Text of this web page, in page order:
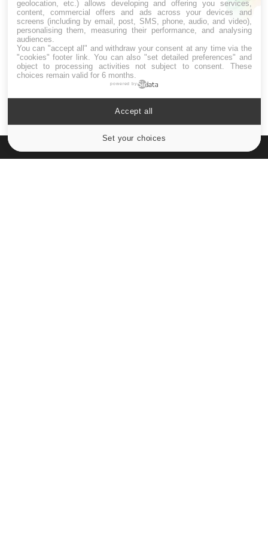
graves
Maladie de Charcot (Sclérose latérale
amyotrophique)
geolocation, etc.) allows developing and offering you services,
content, commercial offers and ads across your devices and
screens (including by email, post, SMS, phone, audio, and video),
personalising them, measuring their performance, and analysing
audiences.
You can "accept all" and withdraw your consent at any time via the
"cookies" footer link . You can also "set detailed preferences" and
object to processing activities not subject to consent. These
choices remain valid for 6 months.
powered by
Set your choices
Accept all